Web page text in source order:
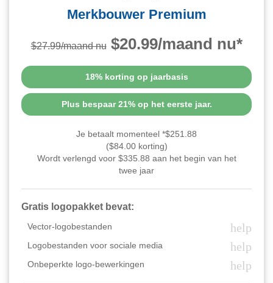
Merkbouwer Premium
$27.99/maand nu$20.99/maand nu*
18% korting op jaarbasis
Plus bespaar 21% op het eerste jaar.
Je betaalt momenteel *$251.88
($84.00 korting)
Wordt verlengd voor $335.88 aan het begin van het
twee jaar
Gratis logopakket bevat:
Vector-logobestanden help
Logobestanden voor sociale media help
Onbeperkte logo-bewerkingen help